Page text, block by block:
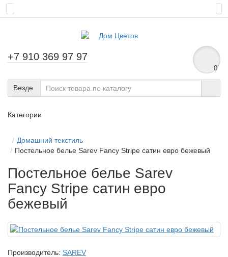
+7 910 369 97 97
0
Везде
Категории
Домашний текстиль
Постельное белье Sarev Fancy Stripe сатин евро бежевый
Постельное белье Sarev
Fancy Stripe сатин евро
бежевый
Производитель: SAREV